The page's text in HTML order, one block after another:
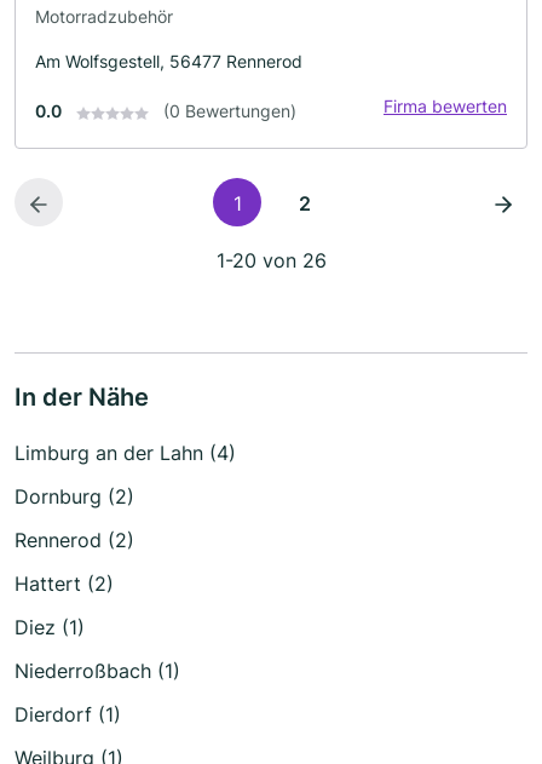
Motorradzubehör
Am Wolfsgestell, 56477 Rennerod
0.0 (0 Bewertungen) Firma bewerten
1 2
1-20 von 26
In der Nähe
Limburg an der Lahn (4)
Dornburg (2)
Rennerod (2)
Hattert (2)
Diez (1)
Niederroßbach (1)
Dierdorf (1)
Weilburg (1)